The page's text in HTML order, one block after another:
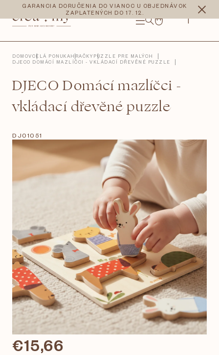
obsah
GARANCIA DORUČENIA DO VIANOC U OBJEDNÁVOK
ZAPLATENÝCH DO 17. 12.
NÁKUPNÝ
CZK EUR
DOMOVCELÁ PONUKAHRAČKY PUZZLE PRE MALÝCH
DJECO DOMÁCÍ MAZLÍČCI - VKLÁDACÍ DŘEVĚNÉ PUZZLE
DJECO Domácí mazlíčci -
vkládací dřevěné puzzle
DJ01051
€15,66